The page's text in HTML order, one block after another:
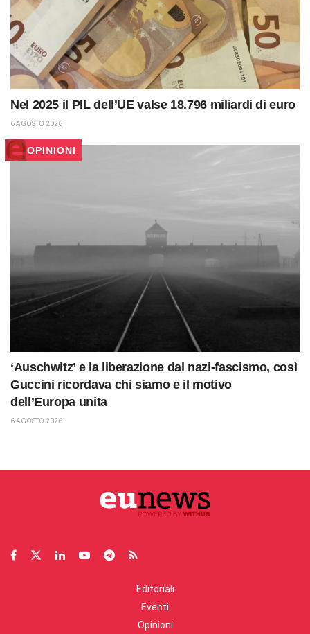
Nel 2025 il PIL dell’UE valse 18.796 miliardi di euro
6 AGOSTO 2026
OPINIONI
‘Auschwitz’ e la liberazione dal nazi-fascismo, così
Guccini ricordava chi siamo e il motivo
dell’Europa unita
6 AGOSTO 2026
Editoriali
Eventi
Opinioni